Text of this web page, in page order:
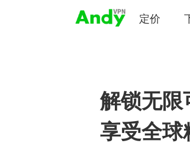
定价
解锁无限
享受全球